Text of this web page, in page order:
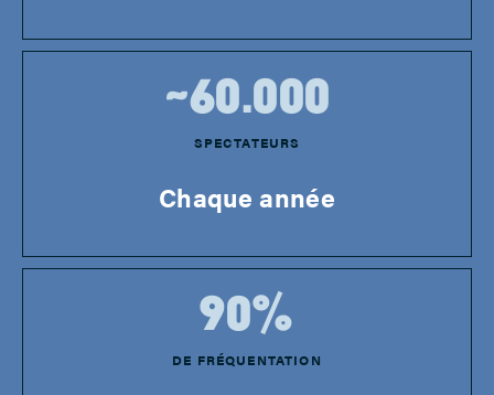
SPECTATEURS
~60.000
Chaque année
DE FRÉQUENTATION
90%